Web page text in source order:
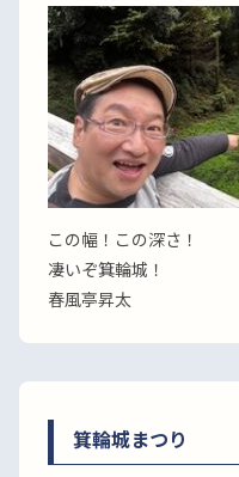
この幅！この深さ！
凄いぞ箕輪城！
春風亭昇太
箕輪城まつり